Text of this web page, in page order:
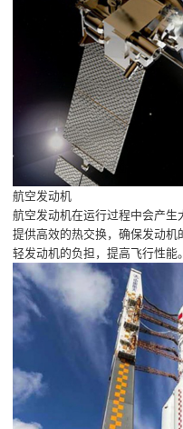
航空发动机
航空发动机在运行过程中会产
提供高效的热交换，确保发动
轻发动机的负担，提高飞行性能。